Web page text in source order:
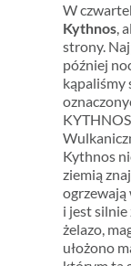
W
Kythnos,
strony.
później
kąpaliśmy
Kythnos
ziemią
ogrzewają
i jest
żelazo,
ułożono